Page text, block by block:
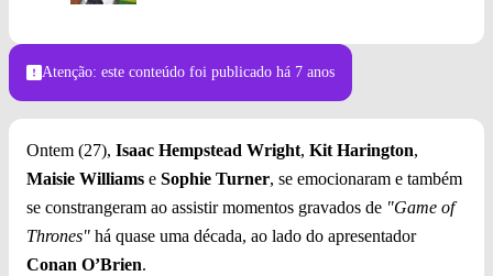
Atenção: este conteúdo foi publicado há 7 anos
Ontem (27), Isaac Hempstead Wright, Kit Harington,
Maisie Williams e Sophie Turner, se emocionaram e também
se constrangeram ao assistir momentos gravados de "Game of
Thrones" há quase uma década, ao lado do apresentador
Conan O’Brien.